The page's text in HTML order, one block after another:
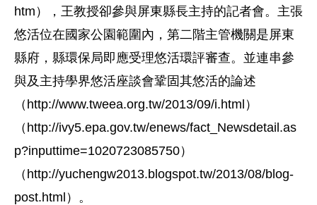
htm），王教授卻參與屏東縣長主持的記者會。主張
悠活位在國家公園範圍內，第二階主管機關是屏東
縣府，縣環保局即應受理悠活環評審查。並連串參
與及主持學界悠活座談會鞏固其悠活的論述
（http://www.tweea.org.tw/2013/09/i.html）
（http://ivy5.epa.gov.tw/enews/fact_Newsdetail.as
p?inputtime=1020723085750）
（http://yuchengw2013.blogspot.tw/2013/08/blog-
post.html）。